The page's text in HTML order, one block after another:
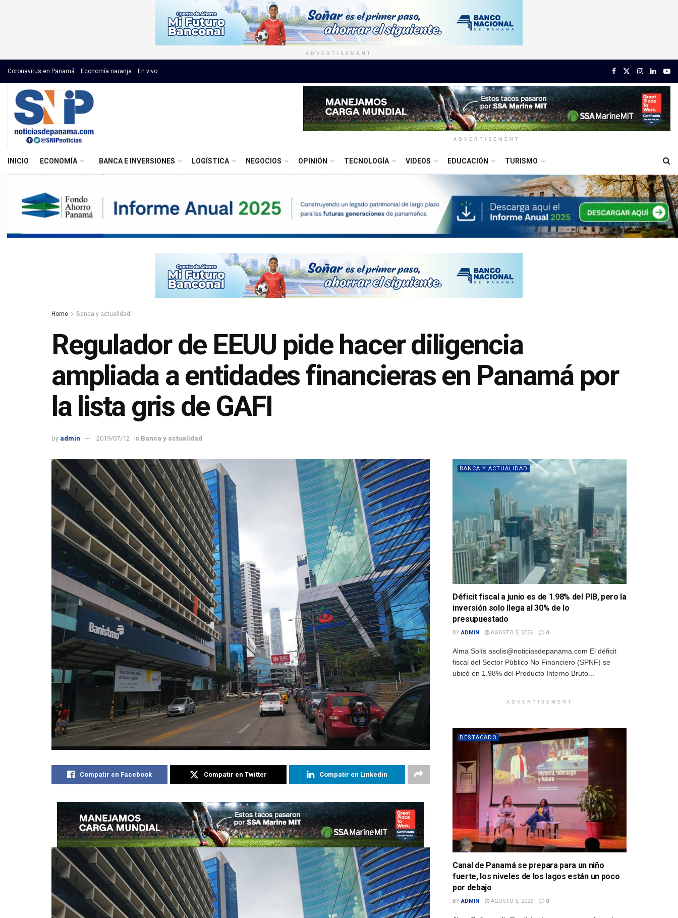
ADVERTISEMENT
Coronavirus en Panamá Economía naranja En vivo
ADVERTISEMENT
INICIO ECONOMÍA BANCA E INVERSIONES LOGÍSTICA NEGOCIOS OPINIÓN TECNOLOGÍA VIDEOS EDUCACIÓN TURISMO
Home Banca y actualidad
Regulador de EEUU pide hacer diligencia
ampliada a entidades financieras en Panamá por
la lista gris de GAFI
by admin 2019/07/12 in Banca y actualidad
Compatir en Facebook Compatir en Twitter Compatir en Linkedin
BANCA Y ACTUALIDAD
Déficit fiscal a junio es de 1.98% del PIB, pero la
inversión solo llega al 30% de lo
presupuestado
BY ADMIN AGOSTO 5, 2026 0
Alma Solís asolis@noticiasdepanama.com El déficit
fiscal del Sector Público No Financiero (SPNF) se
ubicó en 1.98% del Producto Interno Bruto...
ADVERTISEMENT
DESTACADO
Canal de Panamá se prepara para un niño
fuerte, los niveles de los lagos están un poco
por debajo
BY ADMIN AGOSTO 5, 2026 0